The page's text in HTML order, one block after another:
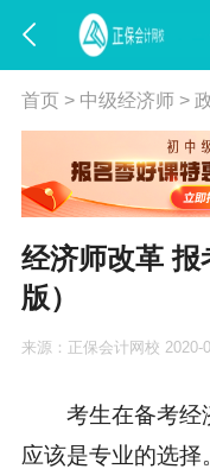
首页> 中级经济师>
经济师改革 报
版）
来源： 正保会计网校 2020-
考生在备考经
应该是专业的选